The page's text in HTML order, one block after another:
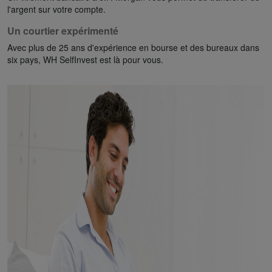
l'argent sur votre compte.
Un courtier expérimenté
Avec plus de 25 ans d'expérience en bourse et des bureaux dans
six pays, WH SelfInvest est là pour vous.